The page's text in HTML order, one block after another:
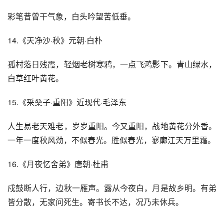
彩笔昔曾干气象，白头吟望苦低垂。
14.《天净沙·秋》元朝·白朴
孤村落日残霞，轻烟老树寒鸦，一点飞鸿影下。青山绿水，
白草红叶黄花。
15.《采桑子·重阳》近现代·毛泽东
人生易老天难老，岁岁重阳。今又重阳，战地黄花分外香。
一年一度秋风劲，不似春光。胜似春光，寥廓江天万里霜。
16.《月夜忆舍弟》唐朝·杜甫
戍鼓断人行，边秋一雁声。露从今夜白，月是故乡明。有弟
皆分散，无家问死生。寄书长不达，况乃未休兵。